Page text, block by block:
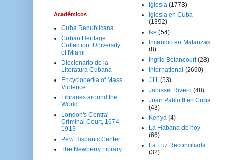
Académicos
Cuba Republicana
Cuban Heritage
Collection. University
of Miami
Diccionario de la
Literatura Cubana
Encyclopedia of Mass
Violence
Libraries around the
World
London's Central
Criminal Court, 1674 -
1913
Pew Hispanic Center
The Newberry Library
Iglesia (1773)
Iglesia en Cuba
(1392)
Ike (54)
Incendio en Matanzas
(8)
Ingrid Betancourt (28)
International (2690)
J11 (53)
Janisset Rivero (48)
Juan Pablo II en Cuba
(43)
Kenya (4)
La Habana de hoy
(66)
La Luz Reconciliada
(32)